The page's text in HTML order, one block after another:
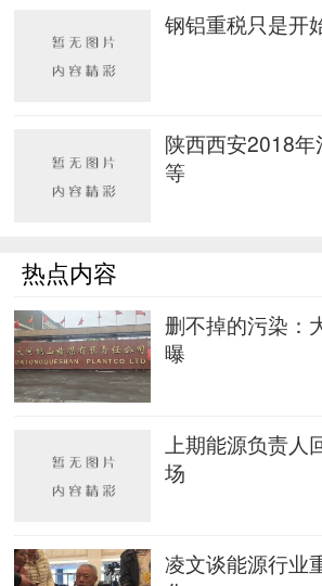
钢铝重税只是开
陕西西安2018
等
热点内容
删不掉的污染：
曝
上期能源负责人
场
凌文谈能源行业